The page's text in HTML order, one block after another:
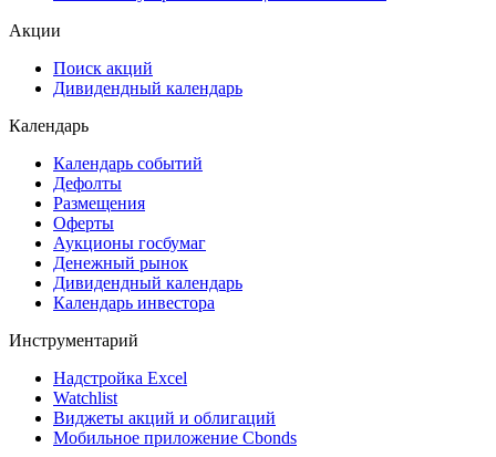
ESG
Самые популярные облигации на Cbonds.ru
Дивидендный календарь
Календарь
Календарь событий
Дефолты
Размещения
Оферты
Денежный рынок
Календарь инвестора
Инструментарий